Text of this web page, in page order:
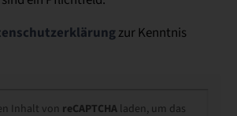
zur Kenntnis
Inhalt von reCAPTCHA laden, um das